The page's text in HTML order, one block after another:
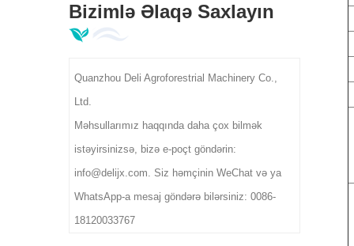
8 diyircəkli modellər 300-400 kq/saat
gücü, 380 V sənaye gərginliyini
Bizimlə Əlaqə Saxlayın
Quanzhou Deli Agroforestrial Machinery Co.,
Ltd.
Məhsullarımız haqqında daha çox bilmək
istəyirsinizsə, bizə e-poçt göndərin:
info@delijx.com. Siz həmçinin WeChat və ya
WhatsApp-a mesaj göndərə bilərsiniz: 0086-
18120033767